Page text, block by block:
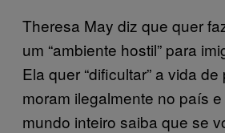
Theresa May diz que quer
um “ambiente hostil” para
Ela quer “dificultar” a vida
moram ilegalmente no país
mundo inteiro saiba que se